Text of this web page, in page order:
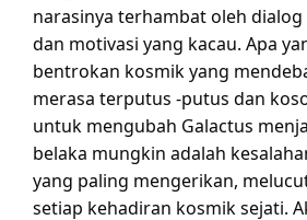
narasinya terhambat oleh
dan motivasi yang kacau. Apa
bentrokan kosmik yang
merasa terputus -putus dan
untuk mengubah Galactus
belaka mungkin adalah
yang paling mengerikan,
setiap kehadiran kosmik sejati.